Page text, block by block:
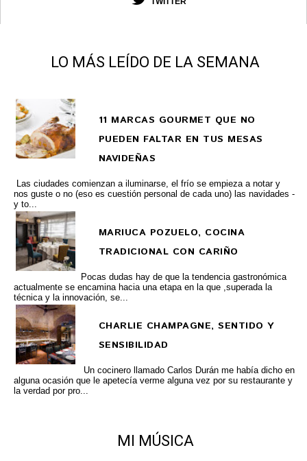
LO MÁS LEÍDO DE LA SEMANA
11 MARCAS GOURMET QUE NO
PUEDEN FALTAR EN TUS MESAS
NAVIDEÑAS
Las ciudades comienzan a iluminarse, el frío se empieza a notar y
nos guste o no (eso es cuestión personal de cada uno) las navidades -
y to...
MARIUCA POZUELO, COCINA
TRADICIONAL CON CARIÑO
Pocas dudas hay de que la tendencia gastronómica
actualmente se encamina hacia una etapa en la que ,superada la
técnica y la innovación, se...
CHARLIE CHAMPAGNE, SENTIDO Y
SENSIBILIDAD
Un cocinero llamado Carlos Durán me había dicho en
alguna ocasión que le apetecía verme alguna vez por su restaurante y
la verdad por pro...
MI MÚSICA